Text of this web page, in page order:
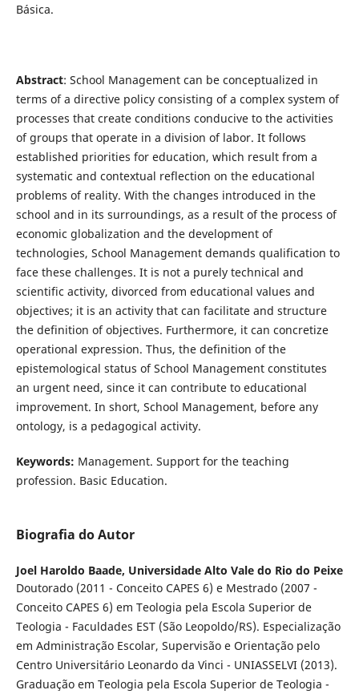
Básica.
Abstract: School Management can be conceptualized in
terms of a directive policy consisting of a complex system of
processes that create conditions conducive to the activities
of groups that operate in a division of labor. It follows
established priorities for education, which result from a
systematic and contextual reflection on the educational
problems of reality. With the changes introduced in the
school and in its surroundings, as a result of the process of
economic globalization and the development of
technologies, School Management demands qualification to
face these challenges. It is not a purely technical and
scientific activity, divorced from educational values and
objectives; it is an activity that can facilitate and structure
the definition of objectives. Furthermore, it can concretize
operational expression. Thus, the definition of the
epistemological status of School Management constitutes
an urgent need, since it can contribute to educational
improvement. In short, School Management, before any
ontology, is a pedagogical activity.
Keywords: Management. Support for the teaching
profession. Basic Education.
Biografia do Autor
Joel Haroldo Baade, Universidade Alto Vale do Rio do Peixe
Doutorado (2011 - Conceito CAPES 6) e Mestrado (2007 -
Conceito CAPES 6) em Teologia pela Escola Superior de
Teologia - Faculdades EST (São Leopoldo/RS). Especialização
em Administração Escolar, Supervisão e Orientação pelo
Centro Universitário Leonardo da Vinci - UNIASSELVI (2013).
Graduação em Teologia pela Escola Superior de Teologia -